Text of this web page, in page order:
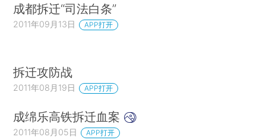
成都拆迁“司法白条”
2011年09月13日 APP打开
拆迁攻防战
2011年08月19日 APP打开
成绵乐高铁拆迁血案
2011年08月05日 APP打开